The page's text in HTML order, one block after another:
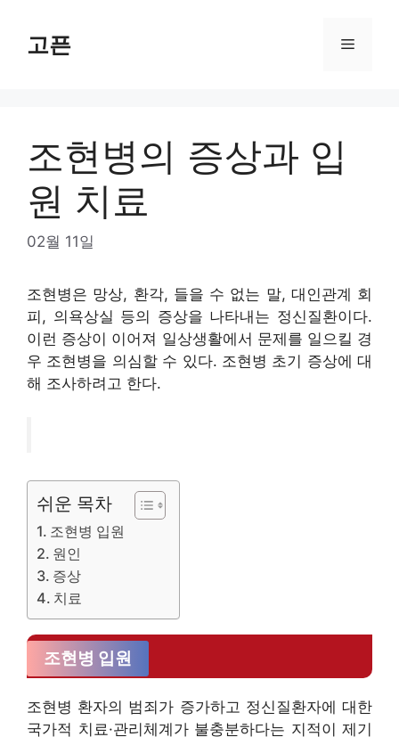
content
고픈 Menu
조현병의 증상과 입
원 치료
02월 11일
조현병은 망상, 환각, 들을 수 없는 말, 대인관계 회
피, 의욕상실 등의 증상을 나타내는 정신질환이다.
이런 증상이 이어져 일상생활에서 문제를 일으킬 경
우 조현병을 의심할 수 있다. 조현병 초기 증상에 대
해 조사하려고 한다.
쉬운 목차
조현병 입원
원인
증상
치료
조현병 입원
조현병 환자의 범죄가 증가하고 정신질환자에 대한
국가적 치료·관리체계가 불충분하다는 지적이 제기